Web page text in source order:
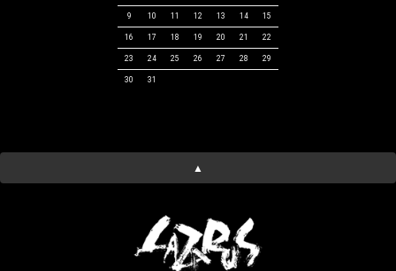
9 10 11 12 13 14 15
16 17 18 19 20 21 22
23 24 25 26 27 28 29
30 31
▲